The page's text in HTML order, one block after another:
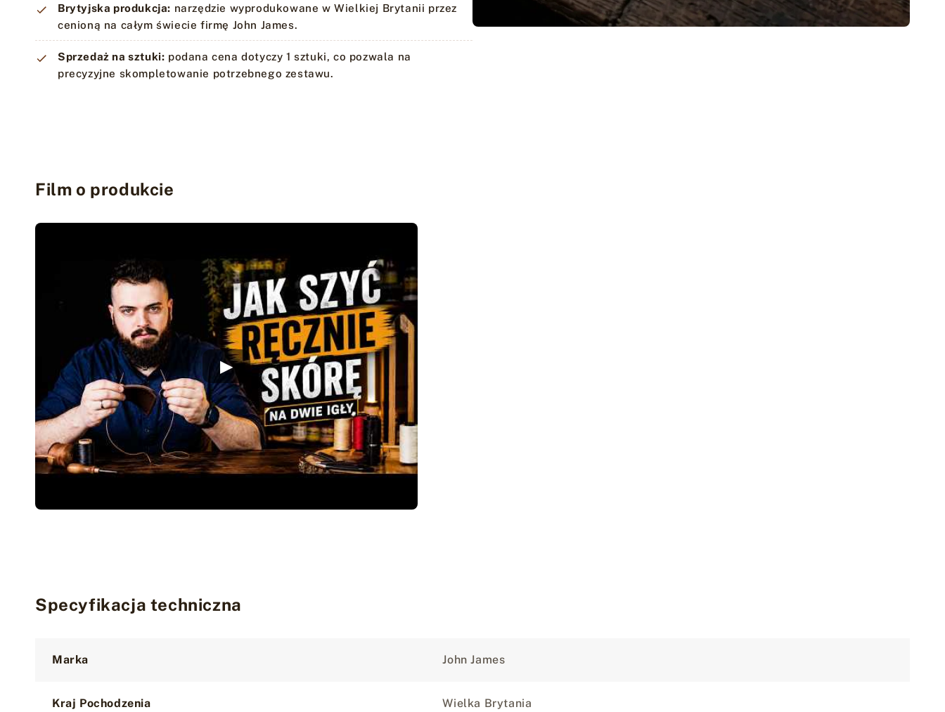
Brytyjska produkcja: narzędzie wyprodukowane w Wielkiej Brytanii przez
cenioną na całym świecie firmę John James.
Sprzedaż na sztuki: podana cena dotyczy 1 sztuki, co pozwala na
precyzyjne skompletowanie potrzebnego zestawu.
Film o produkcie
▶
Specyfikacja techniczna
Marka
John James
Kraj Pochodzenia Wielka Brytania